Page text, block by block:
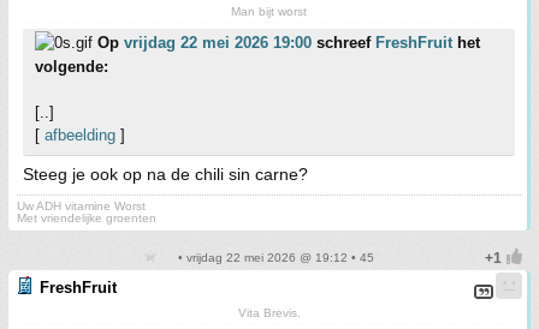
Man bijt worst
Op vrijdag 22 mei 2026 19:00 schreef FreshFruithet
volgende:
[..]
[ afbeelding ]
Steeg je ook op na de chili sin carne?
Uw ADH vitamine Worst
Met vriendelijke groenten
• vrijdag 22 mei 2026 @ 19:12 • 45
FreshFruit
Vita Brevis.